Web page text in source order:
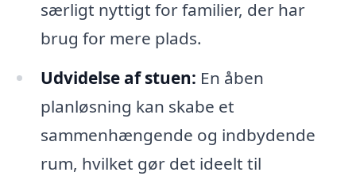
særligt nyttigt for familier, der har
brug for mere plads.
Udvidelse af stuen: En åben
planløsning kan skabe et
sammenhængende og indbydende
rum, hvilket gør det ideelt til